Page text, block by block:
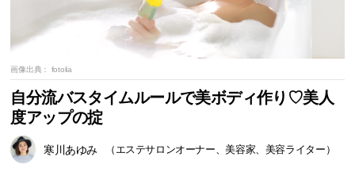
画像出典： fotolia
自分流バスタイムルールで美ボディ作り♡美人
度アップの掟
寒川あゆみ （エステサロンオーナー、美容家、美容ライター）